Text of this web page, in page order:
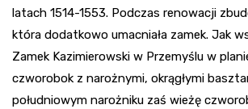
latach 1514-1553. Podczas renowacji
która dodatkowo umacniała zamek. Jak
Zamek Kazimierowski w Przemyślu w
czworobok z narożnymi, okrągłymi
południowym narożniku zaś wieżę